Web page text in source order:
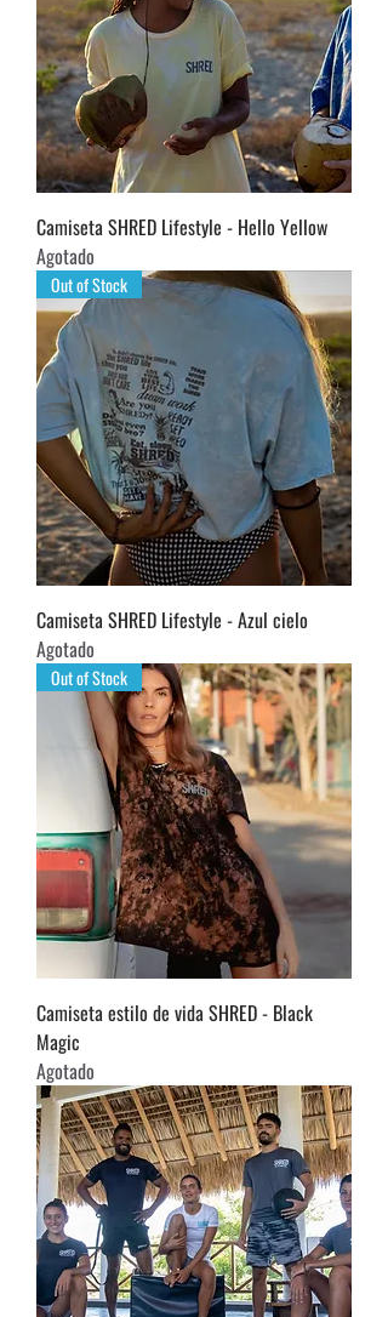
Camiseta SHRED Lifestyle - Hello Yellow
Agotado
Out of Stock
Camiseta SHRED Lifestyle - Azul cielo
Agotado
Out of Stock
Camiseta estilo de vida SHRED - Black
Magic
Agotado